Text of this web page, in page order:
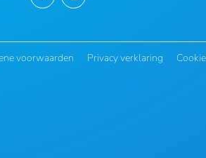
voorwaarden Privacy verklaring